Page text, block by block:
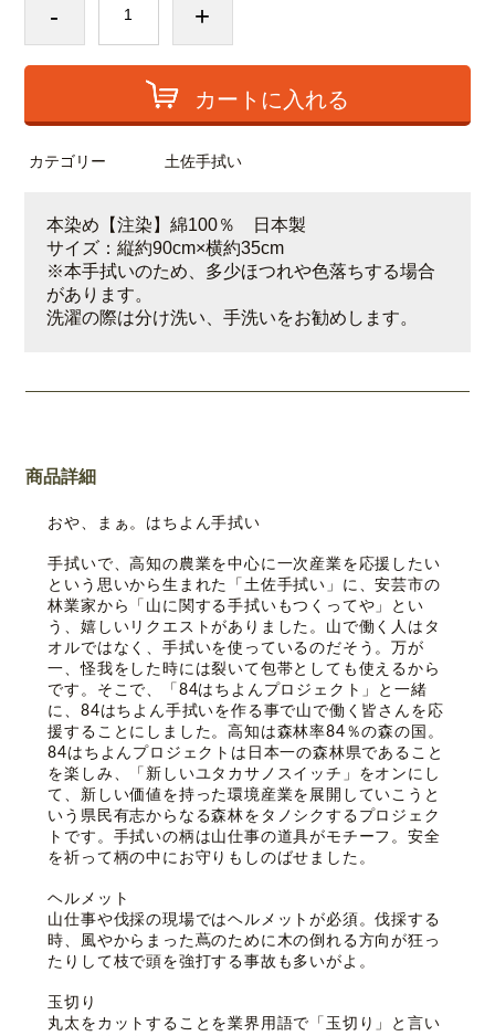
- +
カートに入れる
カテゴリー 土佐手拭い
本染め【注染】綿100％ 日本製
サイズ：縦約90cm×横約35cm
※本手拭いのため、多少ほつれや色落ちする場合
があります。
洗濯の際は分け洗い、手洗いをお勧めします。
商品詳細
おや、まぁ。はちよん手拭い
手拭いで、高知の農業を中心に一次産業を応援したい
という思いから生まれた「土佐手拭い」に、安芸市の
林業家から「山に関する手拭いもつくってや」とい
う、嬉しいリクエストがありました。山で働く人はタ
オルではなく、手拭いを使っているのだそう。万が
一、怪我をした時には裂いて包帯としても使えるから
です。そこで、「84はちよんプロジェクト」と一緒
に、84はちよん手拭いを作る事で山で働く皆さんを応
援することにしました。高知は森林率84％の森の国。
84はちよんプロジェクトは日本一の森林県であること
を楽しみ、「新しいユタカサノスイッチ」をオンにし
て、新しい価値を持った環境産業を展開していこうと
いう県民有志からなる森林をタノシクするプロジェク
トです。手拭いの柄は山仕事の道具がモチーフ。安全
を祈って柄の中にお守りもしのばせました。
ヘルメット
山仕事や伐採の現場ではヘルメットが必須。伐採する
時、風やからまった蔦のために木の倒れる方向が狂っ
たりして枝で頭を強打する事故も多いがよ。
玉切り
丸太をカットすることを業界用語で「玉切り」と言い